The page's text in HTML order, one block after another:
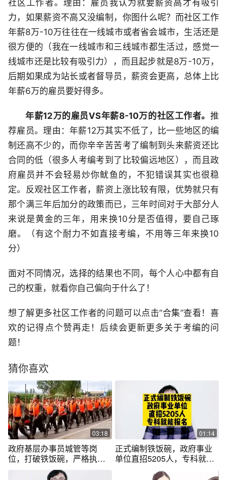
社区工作者。理由：雇员我认为就要薪资高才有吸引
力，如果薪资不高又没编制，你图什么呢？而社区工作
年薪8万-10万往往在一线城市或者省会城市，生活还是
很方便的（我在一线城市和三线城市都生活过，感觉一
线城市还是比较有吸引力），而且起步就是8万-10万，
后期如果成为站长或者督导员，薪资会更高，总体上比
年薪6万的雇员要好得多。
年薪12万的雇员VS年薪8-10万的社区工作者。 推
荐雇员。理由：年薪12万其实不低了，比一些地区的编
制还高不少的，而你辛辛苦苦考了编制到头来薪资还比
合同的低（很多人考编考到了比较偏远地区），而且政
府雇员并不会轻易炒你鱿鱼的，不犯错误其实也很稳
定。反观社区工作者，薪资上涨比较有限，优势就只有
那个满三年后加分的政策而已，三年时间对于大部分人
来说是黄金的三年，用来换10分是否值得，要自己琢
磨。（有这个耐力不如直接考编，不用等三年来换10
分）
面对不同情况，选择的结果也不同，每个人心中都有自
己的权重，就看你自己偏向于什么了！
想了解更多社区工作者的问题可以点击“合集”查看！喜
欢的记得点个赞再走！后续会更新更多关于考编的问
题！
猜你喜欢
03:18
政府基层办事员城管等岗
位，打破铁饭碗，严格执行5
01:14
正式编制铁饭碗，政府事业
单位直招5205人，专科就能